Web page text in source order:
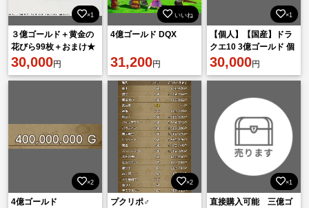
×1
３億ゴールド＋黄金の
花びら99枚＋おまけ★
30,000円
いいね
4億ゴールド DQX
31,200円
×1
【個人】【国産】ドラ
クエ10 3億ゴールド 個
人手動職人生産
30,000円
×2
4億ゴールド
×2
プクリポ♂
×1
直接購入可能 三億ゴ